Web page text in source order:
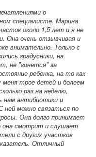
о
специалисте. Марина
около 1,5 лет и я не
Она очень отзывчивая и
внимательно. Только с
градусники, на
не "гонется" за
ребенка, на то как
меня трое детей и болеем
раз на неделю,
нам антибиотики и
ней можно связаться по
Она долго принимает
она смотрит и слушает
с других участков
Отличный